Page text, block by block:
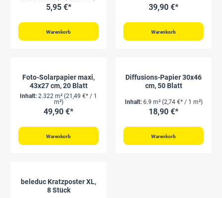
5,95 €*
Warenkorb
39,90 €*
Warenkorb
Foto-Solarpapier maxi,
43x27 cm, 20 Blatt
Inhalt: 2.322 m² (21,49 €* / 1
m²)
49,90 €*
Warenkorb
Diffusions-Papier 30x46
cm, 50 Blatt
Inhalt: 6.9 m² (2,74 €* / 1 m²)
18,90 €*
Warenkorb
beleduc Kratzposter XL,
8 Stück